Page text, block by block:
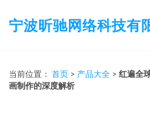
宁波昕驰网络科技有
当前位置： 首页 > 产品大全 > 红遍全
画制作的深度解析